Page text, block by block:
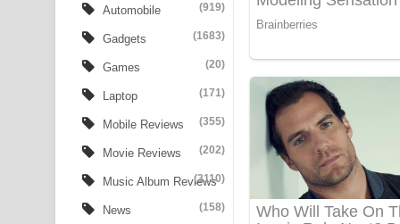
Adare Wadi Nisa Song Lyrics - ආදරේ වැඩි නිසා
UNUHUMA Song Lyrics - උණුහුම ගීතයේ පද පෙළ
Katakara Song Lyrics - කටකාර ගීතයේ පද පෙළ
Tharu Yaye Dilena Song Lyrics - තරු යායේ දිලෙනා
Ow Man Sosa Song Lyrics - ඔව් මං සෝසා ගීතයේ පද
Heavy Weight Song Lyrics
Automobile (919)
Gadgets (1683)
Games (20)
Laptop (171)
Mobile Reviews (355)
Movie Reviews (202)
Music Album Reviews
(3110)
News (158)